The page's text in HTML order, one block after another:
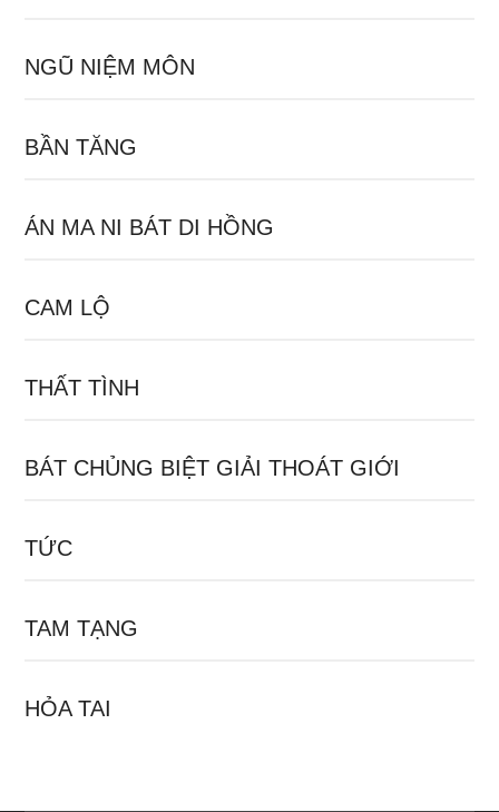
NGŨ NIỆM MÔN
BẦN TĂNG
ÁN MA NI BÁT DI HỒNG
CAM LỘ
THẤT TÌNH
BÁT CHỦNG BIỆT GIẢI THOÁT GIỚI
TỨC
TAM TẠNG
HỎA TAI